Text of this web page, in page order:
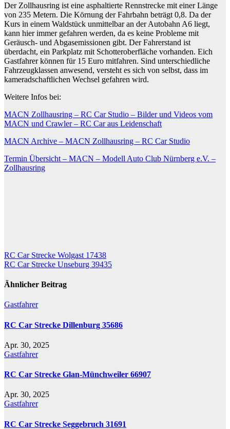
Der Zollhausring ist eine asphaltierte Rennstrecke mit einer Länge
von 235 Metern. Die Körnung der Fahrbahn beträgt 0,8. Da der
Kurs in einem Waldstück unmittelbar an der Autobahn A6 liegt,
kann hier immer gefahren werden, da es keine Probleme mit
Geräusch- und Abgasemissionen gibt. Der Fahrerstand ist
überdacht, ein Parkplatz mit Schotteroberfläche vorhanden. Eich
Gastfahrer können für 15 Euro mitfahren. Sind unterschiedliche
Fahrzeugklassen anwesend, versteht es sich von selbst, dass im
kameradschaftlichen Wechsel gefahren wird.
Weitere Infos bei:
MACN Zollhausring – RC Car Studio – Bilder und Videos vom
MACN und Crawler – RC Car aus Leidenschaft
MACN Archive – MACN Zollhausring – RC Car Studio
Termin Übersicht – MACN – Modell Auto Club Nürnberg e.V. –
Zollhausring
Beitragsnavigation
RC Car Strecke Wolgast 17438
RC Car Strecke Unseburg 39435
Ähnlicher Beitrag
Gastfahrer
RC Car Strecke Dillenburg 35686
Apr. 30, 2025
Gastfahrer
RC Car Strecke Glan-Münchweiler 66907
Apr. 30, 2025
Gastfahrer
RC Car Strecke Seggebruch 31691